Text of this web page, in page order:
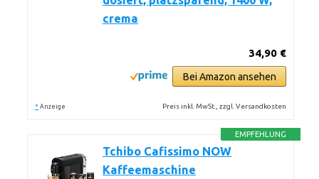
crema
34,90 €
Bei Amazon ansehen
* Anzeige Preis inkl. MwSt., zzgl. Versandkosten
EMPFEHLUNG
Tchibo Cafissimo NOW
Kaffeemaschine